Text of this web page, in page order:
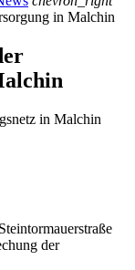
in Malchin
in Malchin
der